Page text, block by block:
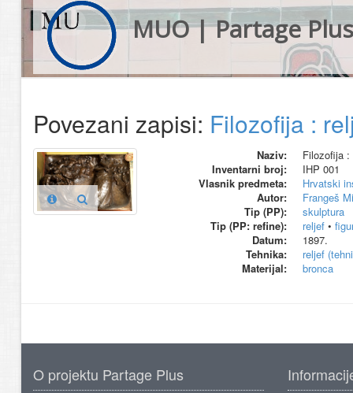
MUO | Partage Plus
Povezani zapisi: Filozofija :
Naziv:
Filozofija :
Inventarni broj:
IHP 001
Vlasnik predmeta:
Hrvatski
Autor:
Frangeš
Tip (PP):
skulptura
Tip (PP: refine):
reljef•
Datum:
1897.
Tehnika:
reljef
Materijal:
bronca
O projektu Partage Plus